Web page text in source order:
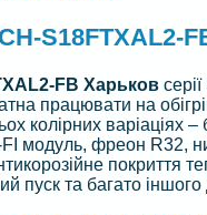
S18FTXAL2-
FB Харьков
працювати на
колірних варіаціях
модуль, фреон R32,
покриття
пуск та багато